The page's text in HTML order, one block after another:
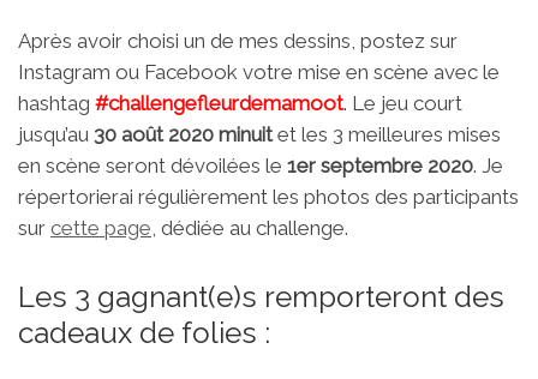
Après avoir choisi un de mes dessins, postez sur
Instagram ou Facebook votre mise en scène avec le
hashtag #challengefleurdemamoot. Le jeu court
jusqu’au 30 août 2020 minuitet les 3 meilleures mises
en scène seront dévoilées le 1er septembre 2020. Je
répertorierai régulièrement les photos des participants
sur cette page , dédiée au challenge.
Les 3 gagnant(e)s remporteront des
cadeaux de folies :